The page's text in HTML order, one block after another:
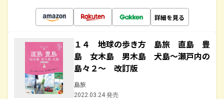
詳細を見る
１４ 地球の歩き方 島旅 直島 豊
島 女木島 男木島 犬島～瀬戸内の
島々２～ 改訂版
島旅
2022.03.24 発売